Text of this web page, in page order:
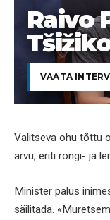
Raivo
VAATA
Valitseva ohu tõttu
arvu, eriti rongi- ja
Minister palus
säilitada.